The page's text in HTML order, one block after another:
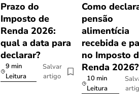
Prazo do
Imposto de
Renda 2026:
qual a data para
declarar?
9 min
Leitura
Salvar
artigo
Como
pensão
alimentícia
recebida e
no Imposto
Renda
10 min
Leitura